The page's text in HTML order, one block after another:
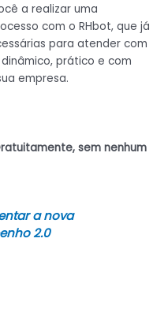
a realizar uma
com o RHbot, que já
para atender com
prático e com
empresa.
sem nenhum
a nova
2.0